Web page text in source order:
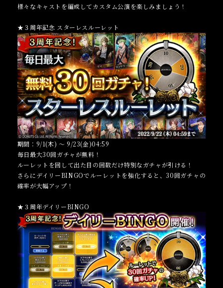
様々なキャストを編成してカスタム公演を楽しみましょう！
★３周年記念 スターレスルーレット
期間：9/1(木) ～ 9/23(金)04:59
毎日最大30回ガチャが無料！
ルーレットを回して出た目の回数だけ特別なガチャが引ける！
さらにデイリーBINGOでルーレットを強化すると、30回ガチャの
確率が大幅アップ！
★３周年デイリーBINGO